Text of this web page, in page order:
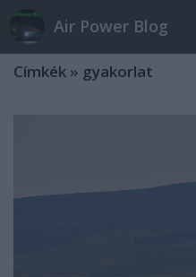
Air Power Blog
Címkék » gyakorlat